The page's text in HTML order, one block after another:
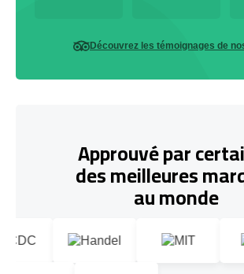
Découvrez les témoignages de
Approuvé par
des meilleures
au monde